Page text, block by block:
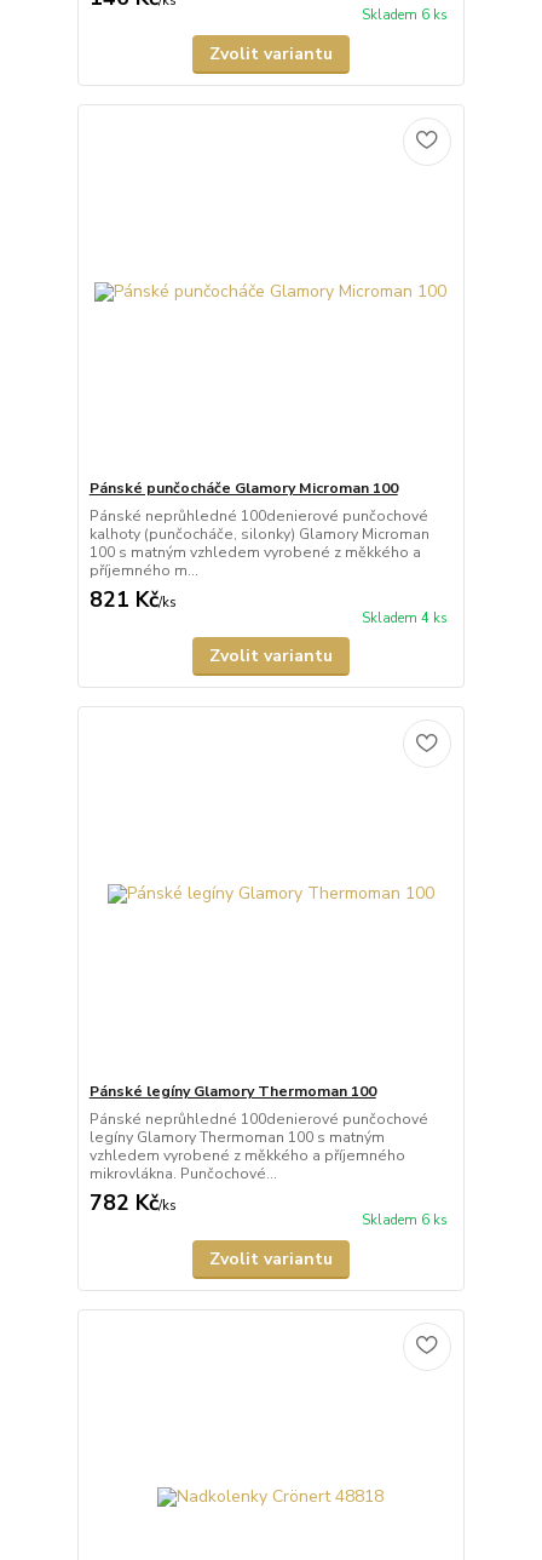
Skladem 6 ks
Zvolit variantu
Pánské punčocháče Glamory Microman 100
Pánské neprůhledné 100denierové punčochové
kalhoty (punčocháče, silonky) Glamory Microman
100 s matným vzhledem vyrobené z měkkého a
příjemného m...
821 Kč/ks
Skladem 4 ks
Zvolit variantu
Pánské legíny Glamory Thermoman 100
Pánské neprůhledné 100denierové punčochové
legíny Glamory Thermoman 100 s matným
vzhledem vyrobené z měkkého a příjemného
mikrovlákna. Punčochové...
782 Kč/ks
Skladem 6 ks
Zvolit variantu